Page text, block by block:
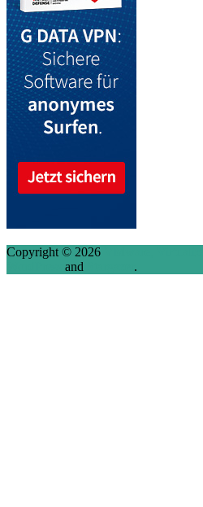
Copyright © 2026
and .